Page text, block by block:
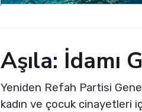
Aşıla: İdamı
Yeniden Refah Partisi
kadın ve çocuk cinayetleri